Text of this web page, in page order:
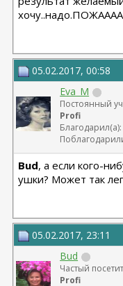
05.02.2017, 00:58
Eva_M
Постоянный
Profi
Bud, а если кого-
ушки? Может так
05.02.2017, 23:11
Bud
Частый
Profi